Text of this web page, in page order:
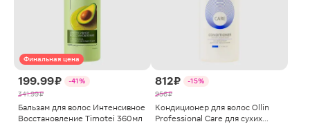
Финальная цена
199.99 ₽
-41%
341.99 ₽
Бальзам для волос Интенсивное
Восстановление Timotei 360мл
812 ₽
-15%
956 ₽
Кондиционер для волос Ollin
Professional Care для сухих